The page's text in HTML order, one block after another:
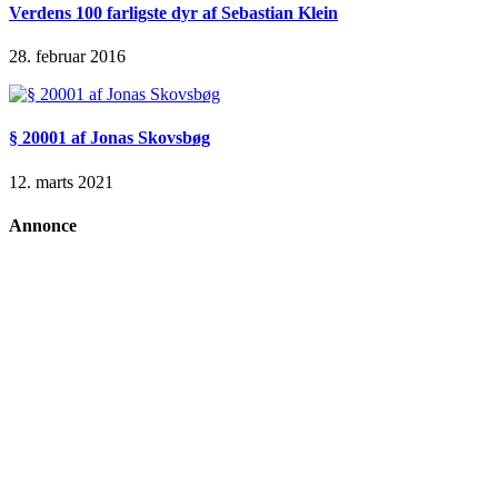
Verdens 100 farligste dyr af Sebastian Klein
28. februar 2016
§ 20001 af Jonas Skovsbøg
12. marts 2021
Annonce